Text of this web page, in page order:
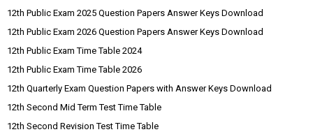
12th Public Exam 2025 Question Papers Answer Keys Download
12th Public Exam 2026 Question Papers Answer Keys Download
12th Public Exam Time Table 2024
12th Public Exam Time Table 2026
12th Quarterly Exam Question Papers with Answer Keys Download
12th Second Mid Term Test Time Table
12th Second Revision Test Time Table